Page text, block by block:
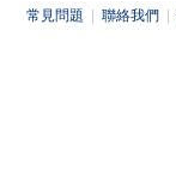
常見問題 聯絡我們